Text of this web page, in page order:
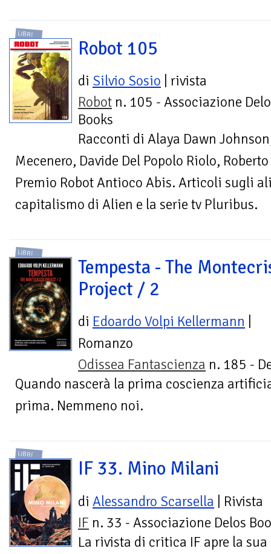
LIBRI
Robot 105
di Silvio Sosio | rivista
Robot n. 105 - Associazione
Books
Racconti di Alaya Dawn
Mecenero, Davide Del Popolo Riolo,
Premio Robot Antioco Abis. Articoli sugli
capitalismo di Alien e la serie tv Pluribus.
LIBRI
Tempesta - The
Project / 2
di Edoardo Volpi Kellermann
Romanzo
Odissea Fantascienza n. 185 -
Quando nascerà la prima coscienza
prima. Nemmeno noi.
LIBRI
IF 33. Mino Milani
di Alessandro Scarsella | Rivista
IF n. 33 - Associazione Delos
La rivista di critica IF apre la sua